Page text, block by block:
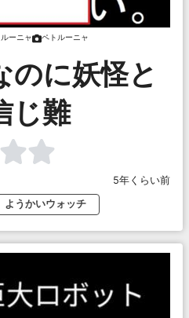
ーニャ ペトルーニャ
のに妖怪と
じ難
5年くらい前
ようかいウォッチ